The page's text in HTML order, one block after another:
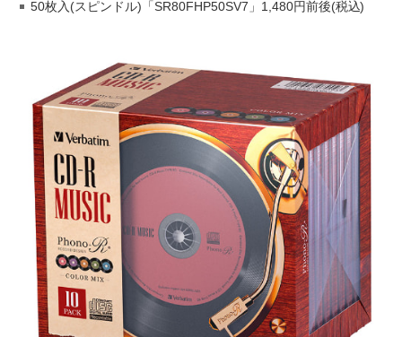
50枚入(スピンドル)「SR80FHP50SV7」1,480円前後(税込)